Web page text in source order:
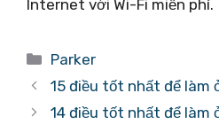
Internet với Wi-Fi miễn phí.
Danh
mục
Parker
15 điều tốt nhất để làm
14 điều tốt nhất để làm